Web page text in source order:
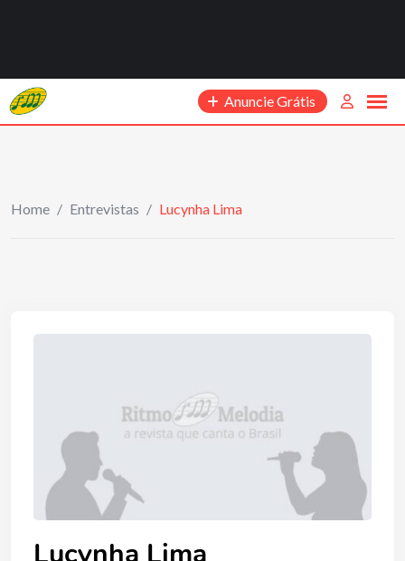
Anuncie Grátis
Home / Entrevistas / Lucynha Lima